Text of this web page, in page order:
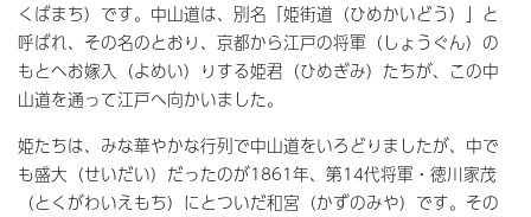
くばまち）です。中山道は、別名「姫街道（ひめかいどう）」と
呼ばれ、その名のとおり、京都から江戸の将軍（しょうぐん）の
もとへお嫁入（よめい）りする姫君（ひめぎみ）たちが、この中
山道を通って江戸へ向かいました。
姫たちは、みな華やかな行列で中山道をいろどりましたが、中で
も盛大（せいだい）だったのが1861年、第14代将軍・徳川家茂
（とくがわいえもち）にとついだ和宮（かずのみや）です。その